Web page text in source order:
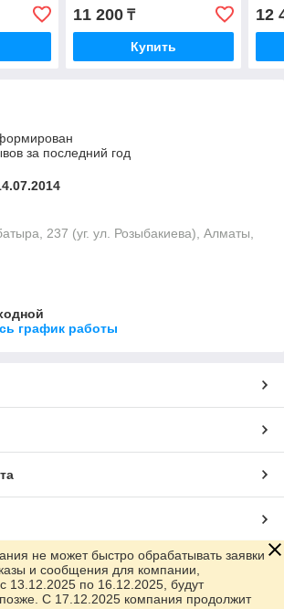
11 200₸
Купить
12
за последний год
237 (уг. ул. Розыбакиева), Алматы,
график работы
не может быстро обрабатывать заявки
и сообщения для компании,
13.12.2025 по 16.12.2025, будут
С 17.12.2025 компания продолжит